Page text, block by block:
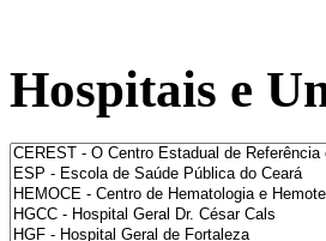
Hospitais e